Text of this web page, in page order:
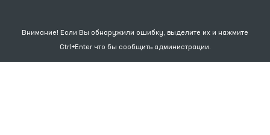
Внимание! Если Вы обнаружили ошибку, выделите их и нажмите
Ctrl+Enter что бы сообщить администрации.